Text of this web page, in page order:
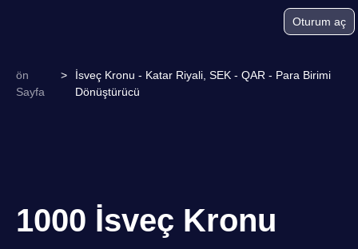
Oturum aç
ön
Sayfa
>
İsveç Kronu - Katar Riyali, SEK - QAR - Para Birimi
Dönüştürücü
1000 İsveç Kronu